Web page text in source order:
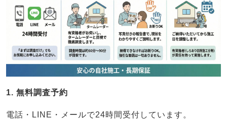
1. 無料調査予約
電話・LINE・メールで24時間受付しています。